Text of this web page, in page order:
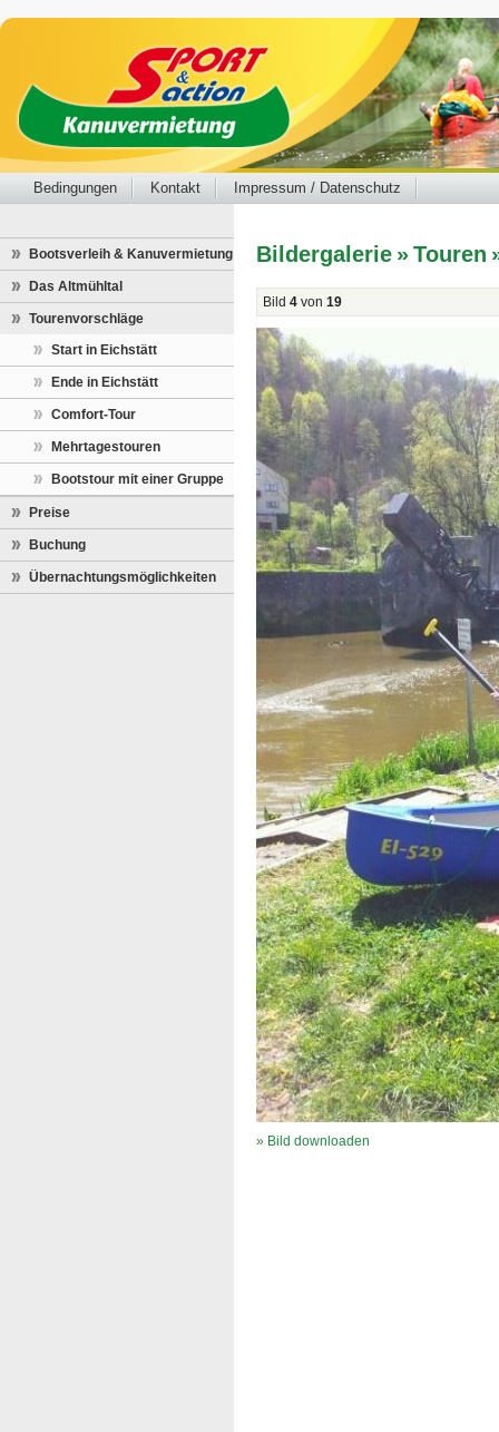
Bedingungen Kontakt Impressum / Datenschutz
Bildergalerie »Touren
Bild 4 von 19
» Bild downloaden
Bootsverleih & Kanuvermietung
Das Altmühltal
Tourenvorschläge
Start in Eichstätt
Ende in Eichstätt
Comfort-Tour
Mehrtagestouren
Bootstour mit einer Gruppe
Preise
Buchung
Übernachtungsmöglichkeiten